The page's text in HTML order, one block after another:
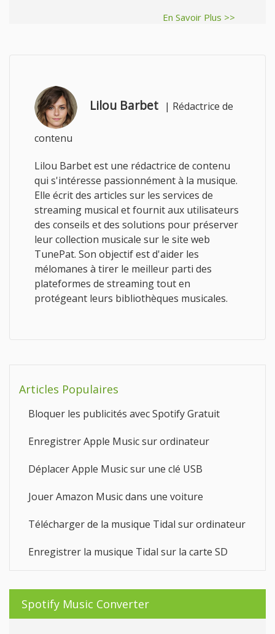
En Savoir Plus >>
Lilou Barbet | Rédactrice de
contenu
Lilou Barbet est une rédactrice de contenu
qui s'intéresse passionnément à la musique.
Elle écrit des articles sur les services de
streaming musical et fournit aux utilisateurs
des conseils et des solutions pour préserver
leur collection musicale sur le site web
TunePat. Son objectif est d'aider les
mélomanes à tirer le meilleur parti des
plateformes de streaming tout en
protégeant leurs bibliothèques musicales.
Articles Populaires
Bloquer les publicités avec Spotify Gratuit
Enregistrer Apple Music sur ordinateur
Déplacer Apple Music sur une clé USB
Jouer Amazon Music dans une voiture
Télécharger de la musique Tidal sur ordinateur
Enregistrer la musique Tidal sur la carte SD
Spotify Music Converter